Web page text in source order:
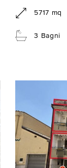
5717 mq
3 Bagni